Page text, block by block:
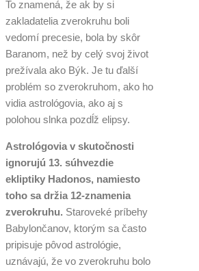
To znamená, že ak by si
zakladatelia zverokruhu boli
vedomí precesie, bola by skôr
Baranom, než by celý svoj život
prežívala ako Býk. Je tu ďalší
problém so zverokruhom, ako ho
vidia astrológovia, ako aj s
polohou slnka pozdĺž elipsy.
Astrológovia v skutočnosti
ignorujú 13. súhvezdie
ekliptiky Hadonos, namiesto
toho sa držia 12-znamenia
zverokruhu. Staroveké príbehy
Babylončanov, ktorým sa často
pripisuje pôvod astrológie,
uznávajú, že vo zverokruhu bolo